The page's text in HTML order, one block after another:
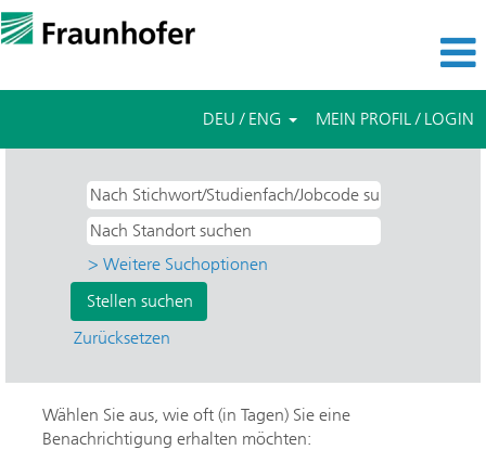
DEU / ENG MEIN PROFIL / LOGIN
> Weitere Suchoptionen
Zurücksetzen
Wählen Sie aus, wie oft (in Tagen) Sie eine
Benachrichtigung erhalten möchten: